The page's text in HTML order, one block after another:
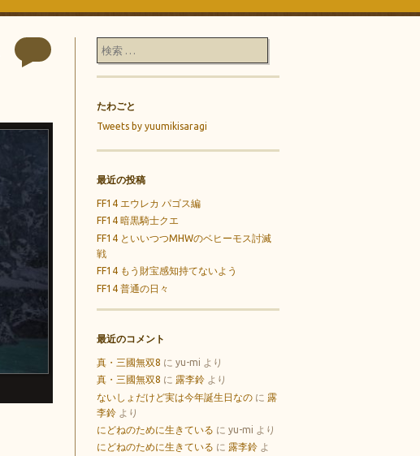
検索
たわごと
Tweets by yuumikisaragi
最近の投稿
FF14 エウレカ パゴス編
FF14 暗黒騎士クエ
FF14 といいつつMHWのベヒーモス討滅
戦
FF14 もう財宝感知持てないよう
FF14 普通の日々
最近のコメント
真・三國無双8 にyu-mi より
真・三國無双8 に 露李鈴 より
ないしょだけど実は今年誕生日なの に 露
李鈴 より
にどねのために生きている にyu-mi より
にどねのために生きている に 露李鈴 よ